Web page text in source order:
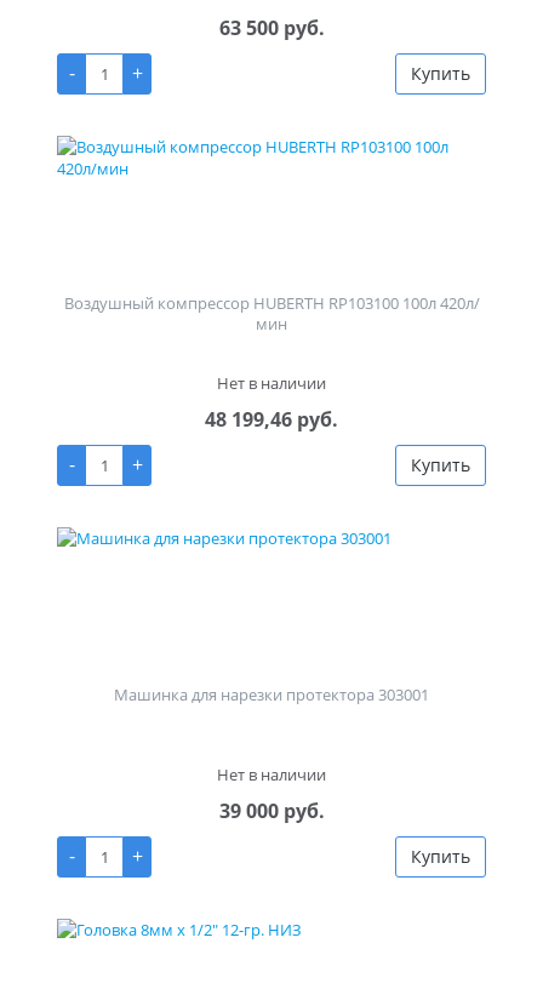
63 500 руб.
-
+ Купить
Воздушный компрессор HUBERTH RP103100 100л 420л/
мин
Нет в наличии
48 199,46 руб.
-
+ Купить
Машинка для нарезки протектора 303001
Нет в наличии
39 000 руб.
-
+ Купить